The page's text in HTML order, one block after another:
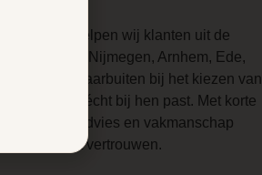
jarenlang helpen wij klanten uit de
Wijchen, Nijmegen, Arnhem, Ede,
en ver daarbuiten bij het kiezen van
haard die écht bij hen past. Met korte
eerlijk advies en vakmanschap
u kunt vertrouwen.